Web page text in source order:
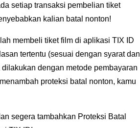
setiap transaksi pembelian tiket
kalian batal nonton!
membeli tiket film di aplikasi TIX ID
tertentu (sesuai dengan syarat dan
dengan metode pembayaran
proteksi batal nonton, kamu
segera tambahkan Proteksi Batal